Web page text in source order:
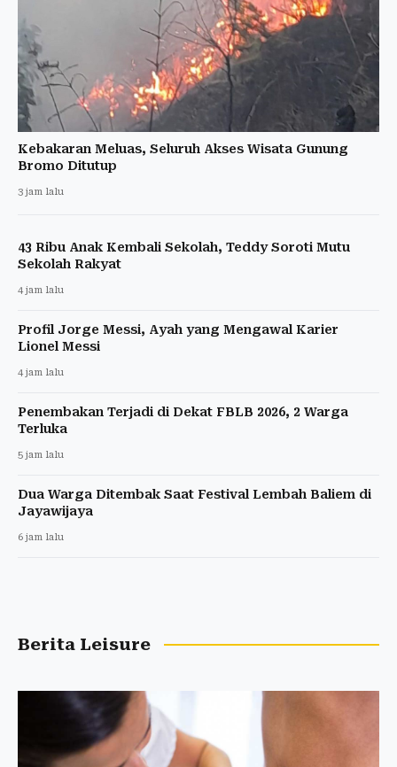
Kebakaran Meluas, Seluruh Akses Wisata Gunung
Bromo Ditutup
3 jam lalu
43 Ribu Anak Kembali Sekolah, Teddy Soroti Mutu
Sekolah Rakyat
4 jam lalu
Profil Jorge Messi, Ayah yang Mengawal Karier
Lionel Messi
4 jam lalu
Penembakan Terjadi di Dekat FBLB 2026, 2 Warga
Terluka
5 jam lalu
Dua Warga Ditembak Saat Festival Lembah Baliem di
Jayawijaya
6 jam lalu
Berita Leisure